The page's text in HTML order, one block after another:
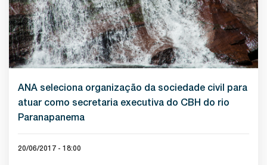
ANA seleciona organização da sociedade civil para
atuar como secretaria executiva do CBH do rio
Paranapanema
20/06/2017 - 18:00